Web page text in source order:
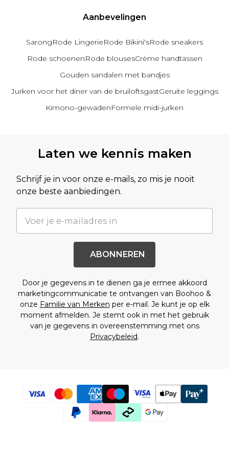
Herenaccessoires
Alle Accessoires
Mutsen & Petten
Sieraden & Horloges
Merken die we leuk vinden
Burton
Alle Heren Sale
Sale Tops
Sale Shorts
Sale Overhemden
Sale Trainingspakken
Sale Broeken
Sale Jeans
Sale Jassen & Jacks
Sale Plus & Tall
Sale Accessoires
Sale Pakken & Tailoring
Aanbevelingen
SarongRode LingerieRode Bikini'sRode sneakers
Rode schoenenRode blousesCrème handtassen
Gouden sandalen met bandjes
Jurken voor het diner van de bruiloftsgastGeruite leggings
Kimono-gewadenFormele midi-jurken
Laten we kennis maken
Schrijf je in voor onze e-mails, zo mis je nooit
onze beste aanbiedingen.
ABONNEREN
Door je gegevens in te dienen ga je ermee akkoord
marketingcommunicatie te ontvangen van Boohoo &
onze Familie van Merken per e-mail. Je kunt je op elk
moment afmelden. Je stemt ook in met het gebruik
van je gegevens in overeenstemming met ons
Privacybeleid.